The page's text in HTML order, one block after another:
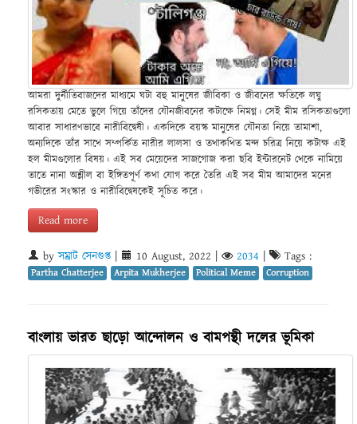
আমরা দুর্নীতিবাজদের মাধ্যমে ঘটা বহু মানুষের জীবিকা ও জীবনের ক্ষতিকে লঘু
রসিকতায় মেতে ভুলে গিয়ে তাঁদের যৌনজীবনের কটাক্ষে নিমগ্ন। সেই মীম রসিকতাগুলো
আবার সাধারণভাবে নারীবিদ্বেষী। একদিকে বয়স্ক মানুষের যৌনতা নিয়ে তামাশা,
অন্যদিকে তাঁর সাথে সম্পর্কিত নারীর লালসা ও তথাকথিত মন্দ চরিত্র নিয়ে কটাক্ষ এই
হল মীমগুলোর বিষয়। এই সব মেয়েদের সাজগোজ করা ছবি ইন্টারনেট থেকে নামিয়ে
তাতে নানা অশ্লীল বা ইঙ্গিতপূর্ণ কথা যোগ করে তৈরি এই সব মীম আমাদের মনের
গভীরের সংস্কার ও নারীবিদ্বেষকেই সূচিত করে।
Read more
byসম্রাট সেনগুপ্ত | 10 August, 2022 | 2034 | Tags :
Partha Chatterjee Arpita Mukherjee Political Meme Corruption
বাংলায় ভারত ছাড়ো আন্দোলন ও বামপন্থী দলের ভূমিকা